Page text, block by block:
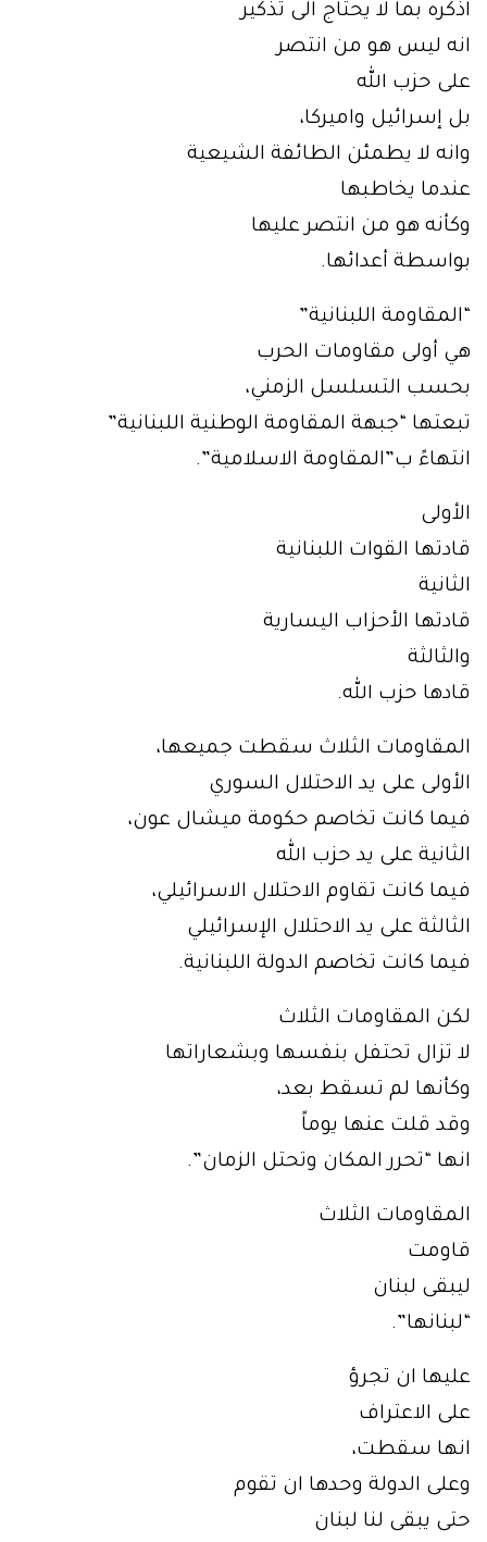
اذكّره بما لا يحتاج الى تذكير
انه ليس هو من انتصر
على حزب الله
بل إسرائيل واميركا،
وانه لا يطمئن الطائفة الشيعية
عندما يخاطبها
وكأنه هو من انتصر عليها
بواسطة أعدائها.
“المقاومة اللبنانية”
هي أولى مقاومات الحرب
بحسب التسلسل الزمني،
تبعتها “جبهة المقاومة الوطنية اللبنانية”
انتهاءً ب”المقاومة الاسلامية”.
الأولى
قادتها القوات اللبنانية
الثانية
قادتها الأحزاب اليسارية
والثالثة
قادها حزب الله.
المقاومات الثلاث سقطت جميعها،
الأولى على يد الاحتلال السوري
فيما كانت تخاصم حكومة ميشال عون،
الثانية على يد حزب الله
فيما كانت تقاوم الاحتلال الاسرائيلي،
الثالثة على يد الاحتلال الإسرائيلي
فيما كانت تخاصم الدولة اللبنانية.
لكن المقاومات الثلاث
لا تزال تحتفل بنفسها وبشعاراتها
وكأنها لم تسقط بعد،
وقد قلت عنها يوماً
انها “تحرر المكان وتحتل الزمان”.
المقاومات الثلاث
قاومت
ليبقى لبنان
“لبنانها”.
عليها ان تجرؤ
على الاعتراف
انها سقطت،
وعلى الدولة وحدها ان تقوم
حتى يبقى لنا لبنان